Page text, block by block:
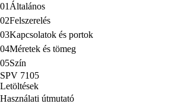
01 Általános
02Felszerelés
03Kapcsolatok és portok
04Méretek és tömeg
05Szín
SPV 7105
Letöltések
Használati útmutató